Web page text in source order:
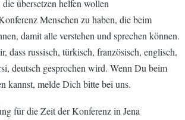
übersetzen helfen wollen
Menschen zu haben, die beim
damit alle verstehen und sprechen können.
dass russisch, türkisch, französisch, englisch,
deutsch gesprochen wird. Wenn Du beim
kannst, melde Dich bitte bei uns.
für die Zeit der Konferenz in Jena